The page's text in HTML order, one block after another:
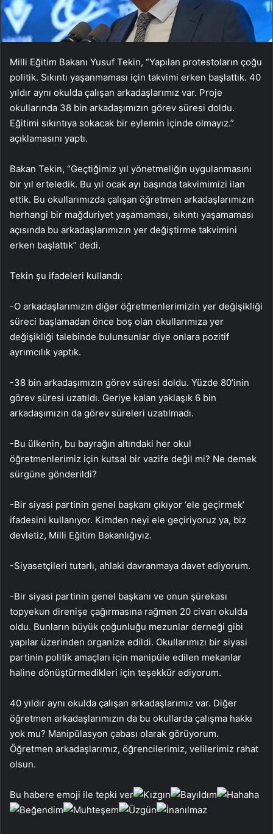
Milli Eğitim Bakanı Yusuf Tekin, “Yapılan protestoların çoğu
politik. Sıkıntı yaşanmaması için takvimi erken başlattık. 40
yıldır aynı okulda çalışan arkadaşlarımız var. Proje
okullarında 38 bin arkadaşımızın görev süresi doldu.
Eğitimi sıkıntıya sokacak bir eylemin içinde olmayız.”
açıklamasını yaptı.
Bakan Tekin, “Geçtiğimiz yıl yönetmeliğin uygulanmasını
bir yıl erteledik. Bu yıl ocak ayı başında takvimimizi ilan
ettik. Bu okullarımızda çalışan öğretmen arkadaşlarımızın
herhangi bir mağduriyet yaşamaması, sıkıntı yaşamaması
açısında bu arkadaşlarımızın yer değiştirme takvimini
erken başlattık” dedi.
Tekin şu ifadeleri kullandı:
-O arkadaşlarımızın diğer öğretmenlerimizin yer değişikliği
süreci başlamadan önce boş olan okullarımıza yer
değişikliği talebinde bulunsunlar diye onlara pozitif
ayrımcılık yaptık.
-38 bin arkadaşımızın görev süresi doldu. Yüzde 80’inin
görev süresi uzatıldı. Geriye kalan yaklaşık 6 bin
arkadaşımızın da görev süreleri uzatılmadı.
-Bu ülkenin, bu bayrağın altındaki her okul
öğretmenlerimiz için kutsal bir vazife değil mi? Ne demek
sürgüne gönderildi?
-Bir siyasi partinin genel başkanı çıkıyor ‘ele geçirmek’
ifadesini kullanıyor. Kimden neyi ele geçiriyoruz ya, biz
devletiz, Milli Eğitim Bakanlığıyız.
-Siyasetçileri tutarlı, ahlaki davranmaya davet ediyorum.
-Bir siyasi partinin genel başkanı ve onun şürekası
topyekun direnişe çağırmasına rağmen 20 civarı okulda
oldu. Bunların büyük çoğunluğu mezunlar derneği gibi
yapılar üzerinden organize edildi. Okullarımızı bir siyasi
partinin politik amaçları için manipüle edilen mekanlar
haline dönüştürmedikleri için teşekkür ediyorum.
40 yıldır aynı okulda çalışan arkadaşlarımız var. Diğer
öğretmen arkadaşlarımızın da bu okullarda çalışma hakkı
yok mu? Manipülasyon çabası olarak görüyorum.
Öğretmen arkadaşlarımız, öğrencilerimiz, velilerimiz rahat
olsun.
Bu habere emoji ile tepki ver